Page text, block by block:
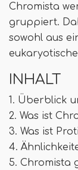
Chromista
gruppiert.
sowohl aus
INHALT
1. Überblick
2. Was ist
3. Was ist
4.
5. Chromista